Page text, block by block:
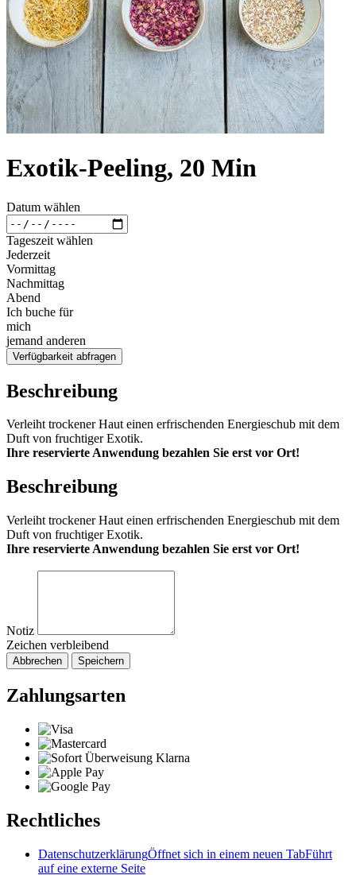
Exotik-Peeling, 20 Min
Datum wählen
Tageszeit wählen
Jederzeit
Vormittag
Nachmittag
Abend
Ich buche für
mich
jemand anderen
Verfügbarkeit abfragen
Beschreibung
Verleiht trockener Haut einen erfrischenden Energieschub mit dem
Duft von fruchtiger Exotik.
Ihre reservierte Anwendung bezahlen Sie erst vor Ort!
Beschreibung
Verleiht trockener Haut einen erfrischenden Energieschub mit dem
Duft von fruchtiger Exotik.
Ihre reservierte Anwendung bezahlen Sie erst vor Ort!
Notiz
Zeichen verbleibend
Abbrechen Speichern
Zahlungsarten
Rechtliches
DatenschutzerklärungÖffnet sich in einem neuen TabFührt
auf eine externe Seite